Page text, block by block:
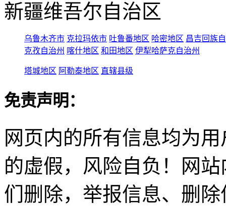
新疆维吾尔自治区
乌鲁木齐市 克拉玛依市 吐鲁番地区 哈密地区 昌吉回族
克孜自治州 喀什地区 和田地区 伊犁哈萨克自治州
塔城地区 阿勒泰地区 直辖县级
免责声明：
网页内的所有信息均为
的虚假，风险自负！网
们删除，举报信息、删